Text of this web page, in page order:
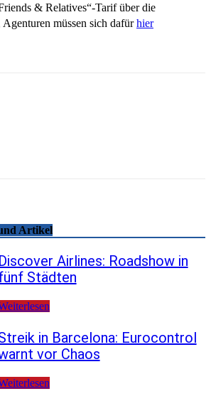
& Relatives“-Tarif über die
Agenturen müssen sich dafürhier
Artikel
Discover Airlines: Roadshow in
Städten
in Barcelona: Eurocontrol
vor Chaos